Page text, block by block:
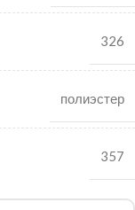
326
полиэстер
357